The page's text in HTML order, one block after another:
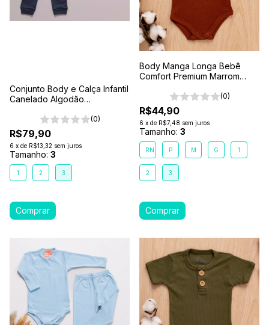
Conjunto Body e Calça Infantil
Canelado Algodão
Chumbo
(0)
R$79,90
6 x de R$13,32 sem juros
Tamanho: 3
1 2 3
Body Manga Longa Bebê
Comfort Premium Marrom
(0)
R$44,90
6 x de R$7,48 sem juros
Tamanho: 3
RN P M G 1
2 3